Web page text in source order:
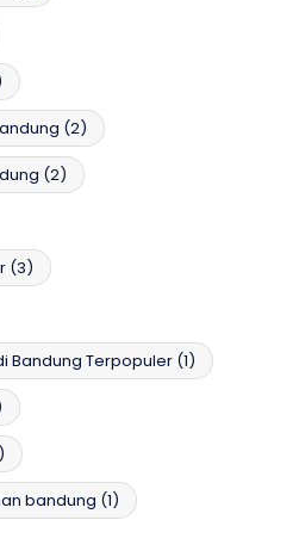
(2)
(2)
(3)
Bandung Terpopuler(1)
bandung (1)